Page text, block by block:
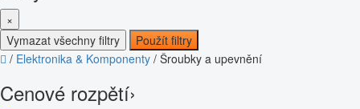
×
Vymazat všechny filtry
Použít filtry
/ Elektronika & Komponenty / Šroubky a upevnění
Cenové rozpětí›